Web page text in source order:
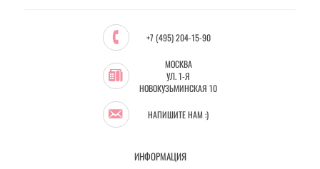
+7 (495) 204-15-90
МОСКВА
УЛ. 1-Я
НОВОКУЗЬМИНСКАЯ 10
НАПИШИТЕ НАМ :)
ИНФОРМАЦИЯ